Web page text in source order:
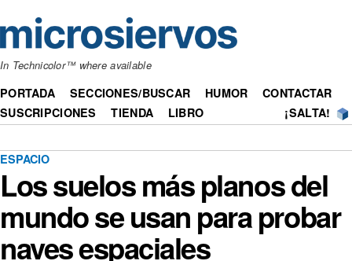
In Technicolor™ where available
PORTADA SECCIONES/BUSCAR HUMOR
CONTACTAR
SUSCRIPCIONES
TIENDA LIBRO ¡SALTA!
ESPACIO
Los suelos más planos del
mundo se usan para probar
naves espaciales